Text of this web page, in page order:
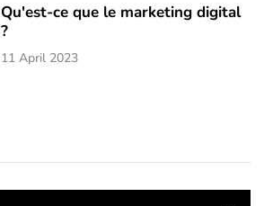
Qu'est-ce que le marketing digital
?
11 April 2023